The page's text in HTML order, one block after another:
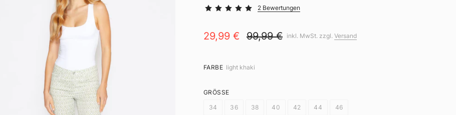
2 Bewertungen
29,99 € 99,99 € inkl. MwSt. zzgl. Versand
FARBE light khaki
GRÖSSE
34
36 38 40 42 44 46